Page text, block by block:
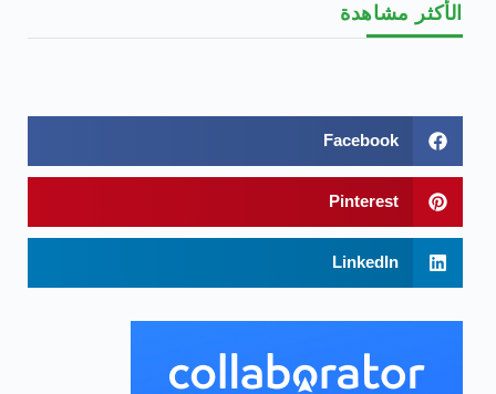
الأكثر مشاهدة
Facebook
Pinterest
LinkedIn